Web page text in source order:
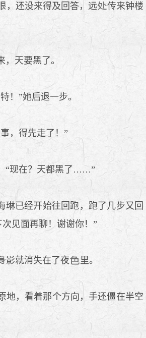
，还没来得及回答，远
传来钟楼
天要黑了。
！”她后退一步。
，得先走了！”
“现在？天都黑了……”
已经开始往回跑，跑了几步又回
次见面再聊！谢谢你！”
影就消失在了夜 里。
，看着那个方向，手还僵在半空